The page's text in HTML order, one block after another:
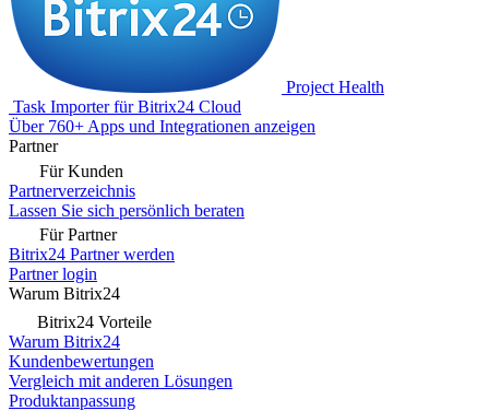
Project Health
Task Importer für Bitrix24 Cloud
Über 760+ Apps und Integrationen anzeigen
Partner
Für Kunden
Partnerverzeichnis
Lassen Sie sich persönlich beraten
Für Partner
Bitrix24 Partner werden
Partner login
Warum Bitrix24
Bitrix24 Vorteile
Warum Bitrix24
Kundenbewertungen
Vergleich mit anderen Lösungen
Produktanpassung